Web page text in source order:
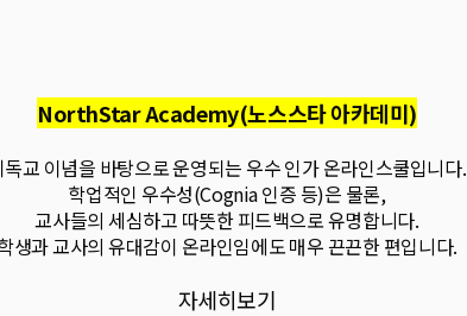
NorthStar Academy(노스스타 아카데미)
독교 이념을 바탕으로 운영되는 우수 인가 온라인스쿨입니다.
학업적인 우수성(Cognia 인증 등)은 물론,
교사들의 세심하고 따뜻한 피드백으로 유명합니다.
생과 교사의 유대감이 온라인임에도 매우 끈끈한 편입니다.
자세히보기